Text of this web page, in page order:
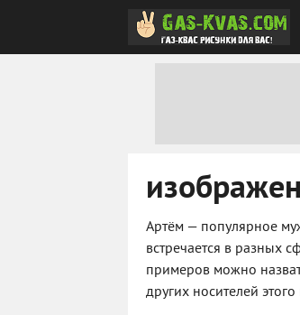
Артём — популярное
встречается в разных
примеров можно
других носителей